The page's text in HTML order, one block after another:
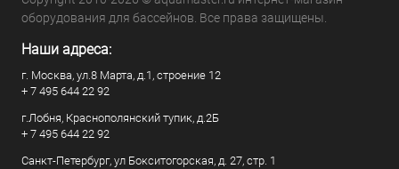
оборудования для бассейнов. Все права защищены.
Наши адреса:
г. Москва, ул.8 Марта, д.1, строение 12
+ 7 495 644 22 92
г.Лобня, Краснополянский тупик, д.2Б
+ 7 495 644 22 92
Санкт-Петербург, ул Бокситогорская, д. 27, стр. 1